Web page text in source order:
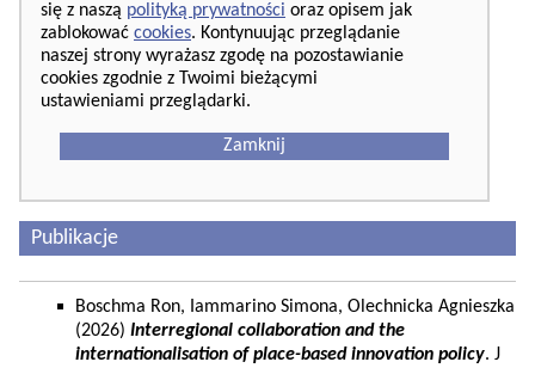
się z naszą polityką prywatności oraz opisem jak
zablokować cookies. Kontynuując przeglądanie
naszej strony wyrażasz zgodę na pozostawianie
cookies zgodnie z Twoimi bieżącymi
ustawieniami przeglądarki.
Zamknij
Publikacje
Boschma Ron, Iammarino Simona, Olechnicka Agnieszka
(2026) Interregional collaboration and the
internationalisation of place-based innovation policy. J